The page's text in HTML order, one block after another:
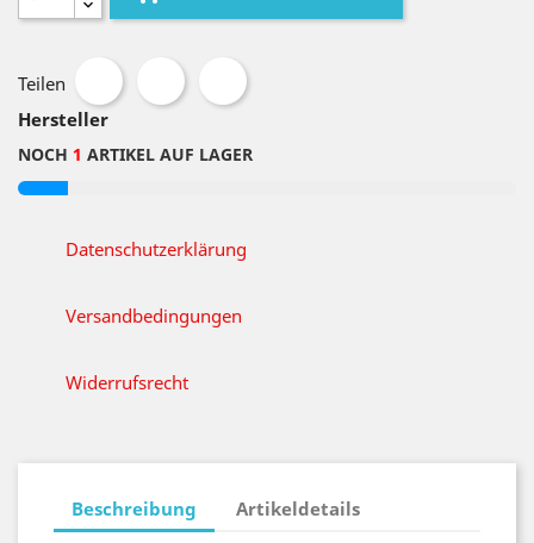
Teilen
Hersteller
NOCH 1 ARTIKEL AUF LAGER
Datenschutzerklärung
Versandbedingungen
Widerrufsrecht
Beschreibung Artikeldetails